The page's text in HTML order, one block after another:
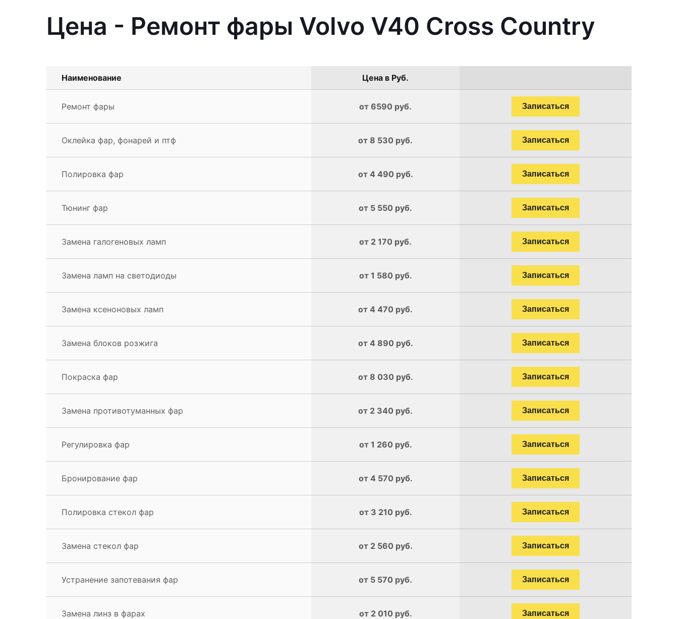
Цена - Ремонт фары Volvo V40 Cross Country
Наименование Цена в Руб.
Ремонт фары от 6590 руб. Записаться
Оклейка фар, фонарей и птф от 8 530 руб. Записаться
Полировка фар от 4 490 руб. Записаться
Тюнинг фар от 5 550 руб. Записаться
Замена галогеновых ламп от 2 170 руб. Записаться
Замена ламп на светодиоды от 1 580 руб. Записаться
Замена ксеноновых ламп от 4 470 руб. Записаться
Замена блоков розжига от 4 890 руб. Записаться
Покраска фар от 8 030 руб. Записаться
Замена противотуманных фар от 2 340 руб. Записаться
Регулировка фар от 1 260 руб. Записаться
Бронирование фар от 4 570 руб. Записаться
Полировка стекол фар от 3 210 руб. Записаться
Замена стекол фар от 2 560 руб. Записаться
Устранение запотевания фар от 5 570 руб. Записаться
Замена линз в фарах от 2 010 руб. Записаться